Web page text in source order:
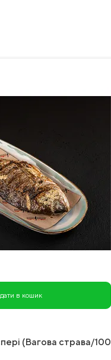
в кошик
(Вагова страва/100